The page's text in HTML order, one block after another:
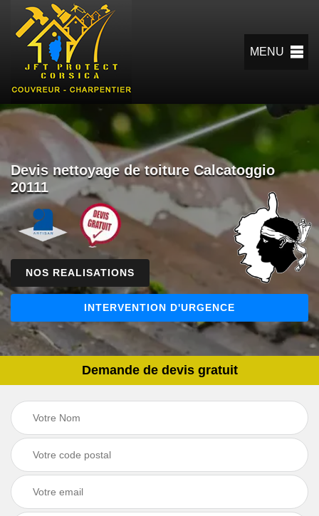
MENU
Devis nettoyage de toiture Calcatoggio
20111
NOS REALISATIONS
INTERVENTION D'URGENCE
Demande de devis gratuit